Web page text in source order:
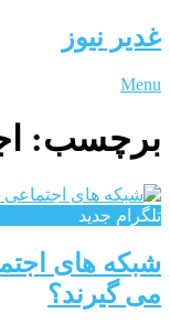
غدیر نیوز
Menu
برچسب:
تلگرام جدید
شبکه های
می گیرند؟